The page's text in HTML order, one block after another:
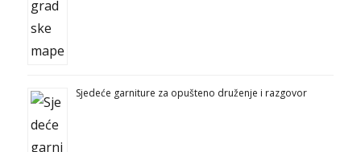
Sjedeće garniture za opušteno druženje i razgovor